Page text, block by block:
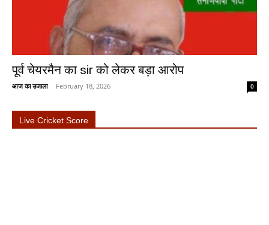
पूर्व चेयरमैन का sir को लेकर बड़ा आरोप
आज का उजाला - February 18, 2026 0
Live Cricket Score